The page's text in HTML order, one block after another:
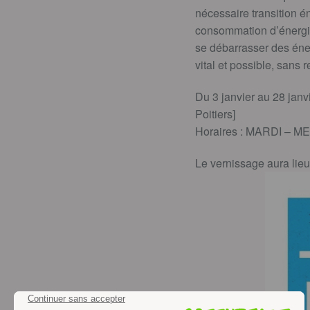
nécessaire transition
consommation
se débarrasser des
vital et possible, sans
Du 3 janvier au 28
Poitiers]
Horaires : MARDI –
Le vernissage aura